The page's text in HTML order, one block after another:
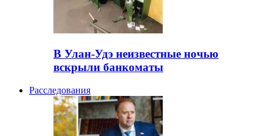
В Улан-Удэ неизвестные ночью
вскрыли банкоматы
Расследования